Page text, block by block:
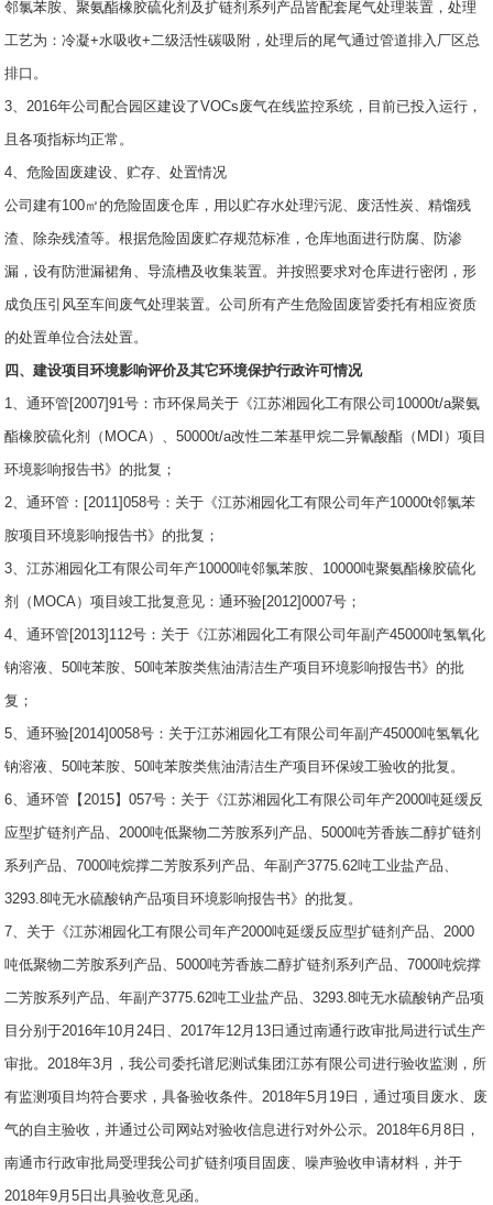
邻氯苯胺、聚氨酯橡胶硫化剂及扩链剂系列产品皆配套尾气处理装置，处理
工艺为：冷凝+水吸收+二级活性碳吸附，处理后的尾气通过管道排入厂区总
排口。
3、2016年公司配合园区建设了VOCs废气在线监控系统，目前已投入运行，
且各项指标均正常。
4、危险固废建设、贮存、处置情况
公司建有100㎡的危险固废仓库，用以贮存水处理污泥、废活性炭、精馏残
渣、除杂残渣等。根据危险固废贮存规范标准，仓库地面进行防腐、防渗
漏，设有防泄漏裙角、导流槽及收集装置。并按照要求对仓库进行密闭，形
成负压引风至车间废气处理装置。公司所有产生危险固废皆委托有相应资质
的处置单位合法处置。
四、建设项目环境影响评价及其它环境保护行政许可情况
1、通环管[2007]91号：市环保局关于《江苏湘园化工有限公司10000t/a聚氨
酯橡胶硫化剂（MOCA）、50000t/a改性二苯基甲烷二异氰酸酯（MDI）项目
环境影响报告书》的批复；
2、通环管：[2011]058号：关于《江苏湘园化工有限公司年产10000t邻氯苯
胺项目环境影响报告书》的批复；
3、江苏湘园化工有限公司年产10000吨邻氯苯胺、10000吨聚氨酯橡胶硫化
剂（MOCA）项目竣工批复意见：通环验[2012]0007号；
4、通环管[2013]112号：关于《江苏湘园化工有限公司年副产45000吨氢氧化
钠溶液、50吨苯胺、50吨苯胺类焦油清洁生产项目环境影响报告书》的批
复；
5、通环验[2014]0058号：关于江苏湘园化工有限公司年副产45000吨氢氧化
钠溶液、50吨苯胺、50吨苯胺类焦油清洁生产项目环保竣工验收的批复。
6、通环管【2015】057号：关于《江苏湘园化工有限公司年产2000吨延缓反
应型扩链剂产品、2000吨低聚物二芳胺系列产品、5000吨芳香族二醇扩链剂
系列产品、7000吨烷撑二芳胺系列产品、年副产3775.62吨工业盐产品、
3293.8吨无水硫酸钠产品项目环境影响报告书》的批复。
7、关于《江苏湘园化工有限公司年产2000吨延缓反应型扩链剂产品、2000
吨低聚物二芳胺系列产品、5000吨芳香族二醇扩链剂系列产品、7000吨烷撑
二芳胺系列产品、年副产3775.62吨工业盐产品、3293.8吨无水硫酸钠产品项
目分别于2016年10月24日、2017年12月13日通过南通行政审批局进行试生产
审批。2018年3月，我公司委托谱尼测试集团江苏有限公司进行验收监测，所
有监测项目均符合要求，具备验收条件。2018年5月19日，通过项目废水、废
气的自主验收，并通过公司网站对验收信息进行对外公示。2018年6月8日，
南通市行政审批局受理我公司扩链剂项目固废、噪声验收申请材料，并于
2018年9月5日出具验收意见函。